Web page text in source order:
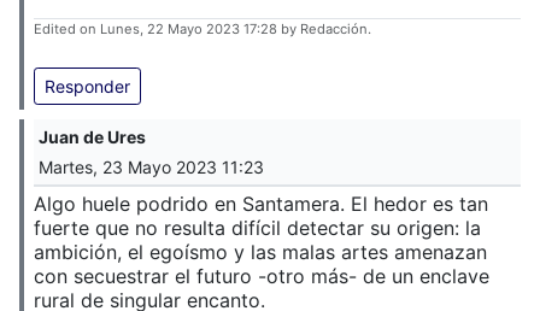
Edited on Lunes, 22 Mayo 2023 17:28 by Redacción.
Responder
Juan de Ures
Martes, 23 Mayo 2023 11:23
Algo huele podrido en Santamera. El hedor es tan
fuerte que no resulta difícil detectar su origen: la
ambición, el egoísmo y las malas artes amenazan
con secuestrar el futuro -otro más- de un enclave
rural de singular encanto.